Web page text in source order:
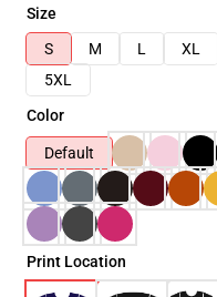
Size
S
M L XL
5XL
Color
Default
Print Location